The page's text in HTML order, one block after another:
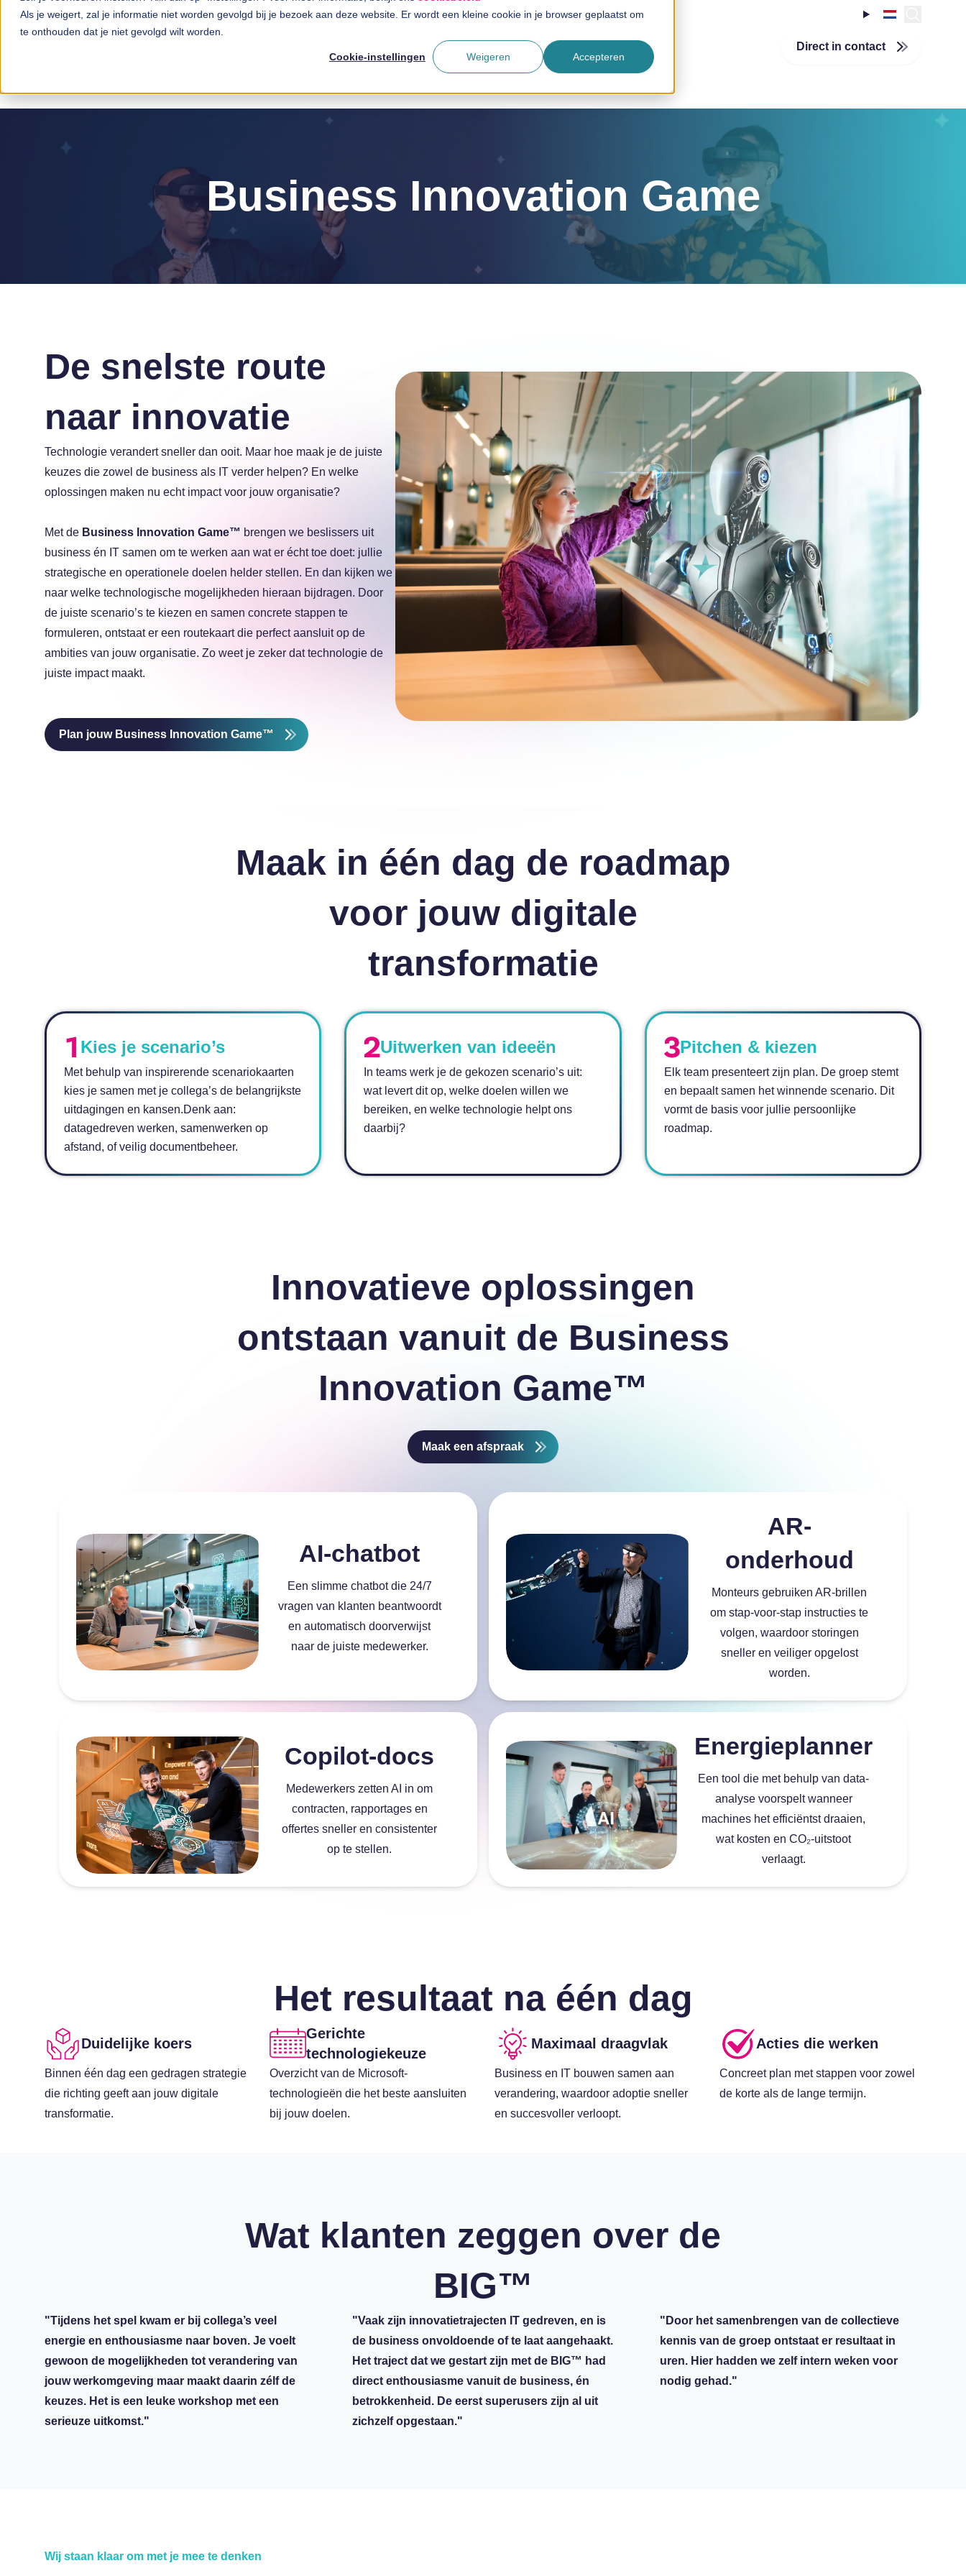
Als je weigert, zal je informatie niet worden gevolgd bij je bezoek aan deze website. Er wordt een kleine cookie in je browser geplaatst om
te onthouden dat je niet gevolgd wilt worden.
Cookie-instellingen Accepteren
Weigeren
Werken bij InSpark
OplossingenBranches InSpiratiecentrum Direct in contact
Business Innovation Game
a
a
De snelste route
naar innovatie
Technologie verandert sneller dan ooit. Maar hoe maak je de juiste
keuzes die zowel de business als IT verder helpen? En welke
oplossingen maken nu echt impact voor jouw organisatie?
Met de Business Innovation Game™ brengen we beslissers uit
business én IT samen om te werken aan wat er écht toe doet: jullie
strategische en operationele doelen helder stellen. En dan kijken we
naar welke technologische mogelijkheden hieraan bijdragen. Door
de juiste scenario’s te kiezen en samen concrete stappen te
formuleren, ontstaat er een routekaart die perfect aansluit op de
ambities van jouw organisatie. Zo weet je zeker dat technologie de
juiste impact maakt.
Plan jouw Business Innovation Game™
Maak in één dag de roadmap
voor jouw digitale
transformatie
Kies je scenario’s
Met behulp van inspirerende scenariokaarten
kies je samen met je collega’s de belangrijkste
uitdagingen en kansen.Denk aan:
datagedreven werken, samenwerken op
afstand, of veilig documentbeheer.
Uitwerken van ideeën
In teams werk je de gekozen scenario’s uit:
wat levert dit op, welke doelen willen we
bereiken, en welke technologie helpt ons
daarbij?
Pitchen & kiezen
Elk team presenteert zijn plan. De groep stemt
en bepaalt samen het winnende scenario. Dit
vormt de basis voor jullie persoonlijke
roadmap.
Innovatieve oplossingen
ontstaan vanuit de Business
Innovation Game™
Maak een afspraak
AI-chatbot
Een slimme chatbot die 24/7
vragen van klanten beantwoordt
en automatisch doorverwijst
naar de juiste medewerker.
AR-
onderhoud
Monteurs gebruiken AR-brillen
om stap-voor-stap instructies te
volgen, waardoor storingen
sneller en veiliger opgelost
worden.
Copilot-docs
Medewerkers zetten AI in om
contracten, rapportages en
offertes sneller en consistenter
op te stellen.
Energieplanner
Een tool die met behulp van data-
analyse voorspelt wanneer
machines het efficiëntst draaien,
wat kosten en CO₂-uitstoot
verlaagt.
Het resultaat na één dag
Duidelijke koers
Binnen één dag een gedragen strategie
die richting geeft aan jouw digitale
transformatie.
Gerichte
technologiekeuze
Overzicht van de Microsoft-
technologieën die het beste aansluiten
bij jouw doelen.
Maximaal draagvlak
Business en IT bouwen samen aan
verandering, waardoor adoptie sneller
en succesvoller verloopt.
Acties die werken
Concreet plan met stappen voor zowel
de korte als de lange termijn.
Wat klanten zeggen over de
BIG™
"Tijdens het spel kwam er bij collega’s veel
energie en enthousiasme naar boven. Je voelt
gewoon de mogelijkheden tot verandering van
jouw werkomgeving maar maakt daarin zélf de
keuzes. Het is een leuke workshop met een
serieuze uitkomst."
"Vaak zijn innovatietrajecten IT gedreven, en is
de business onvoldoende of te laat aangehaakt.
Het traject dat we gestart zijn met de BIG™ had
direct enthousiasme vanuit de business, én
betrokkenheid. De eerst superusers zijn al uit
zichzelf opgestaan."
"Door het samenbrengen van de collectieve
kennis van de groep ontstaat er resultaat in
uren. Hier hadden we zelf intern weken voor
nodig gehad."
Wij staan klaar om met je mee te denken